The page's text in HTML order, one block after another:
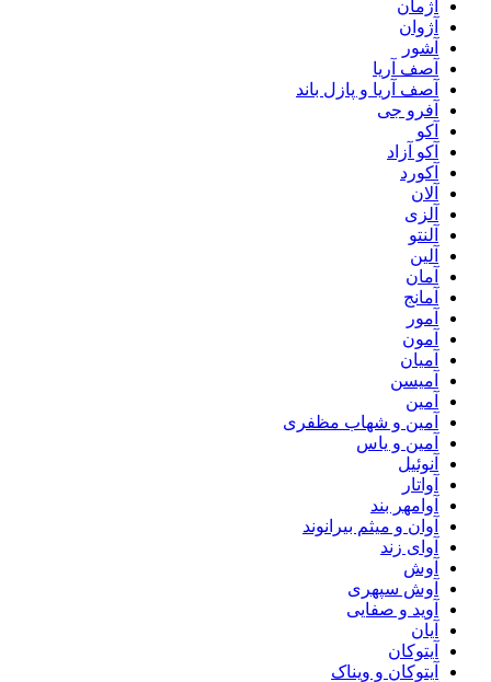
آژمان
آژوان
آشور
آصف آریا
آصف آریا و پازل باند
آفرو جی
آکو
آکو آزاد
آکورد
آلان
آلزی
آلنتو
آلین
آمان
آمانج
آمور
آمون
آمیان
آمیسن
آمین
آمین و شهاب مظفری
آمین و یاس
آنوئیل
آواتار
آوامهر بند
آوان و میثم بیرانوند
آوای زند
آوش
آوش سپهری
آوید و صفایی
آیان
آیتوکان
آیتوکان و ویناک